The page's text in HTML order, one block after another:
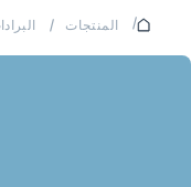
/ المنتجات /